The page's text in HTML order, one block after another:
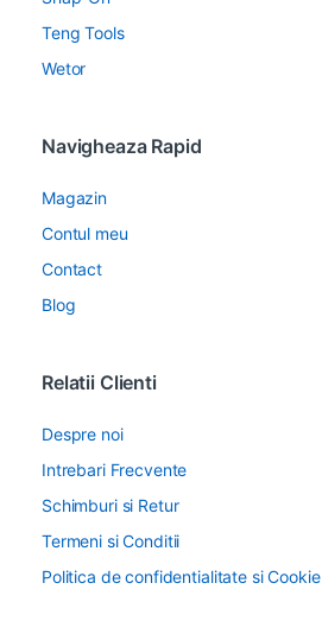
Teng Tools
Wetor
Navigheaza Rapid
Magazin
Contul meu
Contact
Blog
Relatii Clienti
Despre noi
Intrebari Frecvente
Schimburi si Retur
Termeni si Conditii
Politica de confidentialitate si Cookie